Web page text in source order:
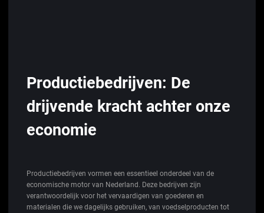
Productiebedrijven: De
drijvende kracht achter onze
economie
Productiebedrijven vormen een essentieel onderdeel van de
economische motor van Nederland. Deze bedrijven zijn
verantwoordelijk voor het vervaardigen van goederen en
materialen die we dagelijks gebruiken, van voedselproducten tot